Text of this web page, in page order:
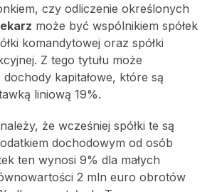
czy odliczenie określonych
może być wspólnikiem spółek
komandytowej oraz spółki
Z tego tytułu może
kapitałowe, które są
liniową 19%.
że wcześniej spółki te są
dochodowym od osób
ten wynosi 9% dla małych
2 mln euro obrotów